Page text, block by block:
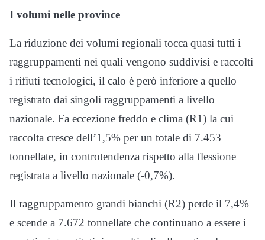
I volumi nelle province
La riduzione dei volumi regionali tocca quasi tutti i
raggruppamenti nei quali vengono suddivisi e raccolti
i rifiuti tecnologici, il calo è però inferiore a quello
registrato dai singoli raggruppamenti a livello
nazionale. Fa eccezione freddo e clima (R1) la cui
raccolta cresce dell’1,5% per un totale di 7.453
tonnellate, in controtendenza rispetto alla flessione
registrata a livello nazionale (-0,7%).
Il raggruppamento grandi bianchi (R2) perde il 7,4%
e scende a 7.672 tonnellate che continuano a essere i